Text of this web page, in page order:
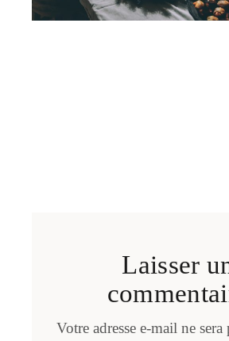
Laisser
Votre adresse e-mail ne sera